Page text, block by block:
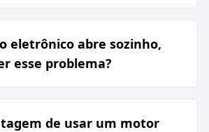
eletrônico abre sozinho,
esse problema?
de usar um motor